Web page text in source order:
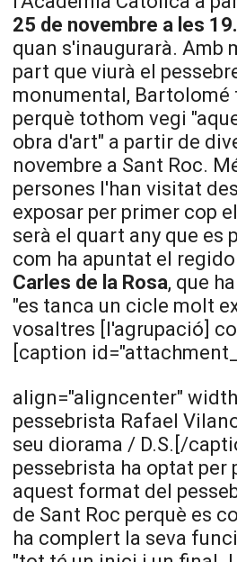
25 de novembre a les
quan s'inaugurarà. Amb
part que viurà el
monumental, Bartolomé
perquè tothom vegi
obra d'art" a partir de
novembre a Sant Roc.
persones l'han visitat
exposar per primer cop
serà el quart any que es
com ha apuntat el
Carles de la Rosa, que
"es tanca un cicle molt
vosaltres [l'agrupació]
[caption
align="aligncenter"
pessebrista Rafael
seu diorama / D.S.[/
pessebrista ha optat per
aquest format del
de Sant Roc perquè es
ha complert la seva